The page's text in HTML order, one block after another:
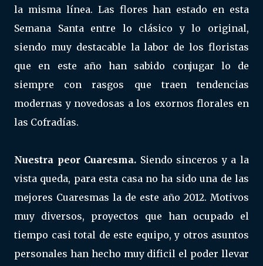
la misma línea. Las flores han estado en esta
Semana Santa entre lo clásico y lo original,
siendo muy destacable la labor de los floristas
que en este año han sabido conjugar lo de
siempre con rasgos que traen tendencias
modernas y novedosas a los exornos florales en
las Cofradías.
Nuestra peor Cuaresma. Siendo sinceros y a la
vista queda, para esta casa no ha sido una de las
mejores Cuaresmas la de este año 2012. Motivos
muy diversos, proyectos que han ocupado el
tiempo casi total de este equipo, y otros asuntos
personales han hecho muy dificil el poder llevar